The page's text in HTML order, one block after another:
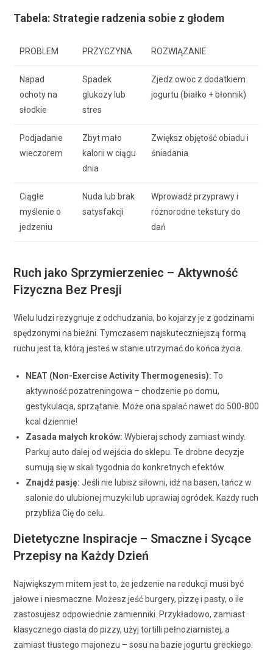
Tabela: Strategie radzenia sobie z głodem
PROBLEM PRZYCZYNA ROZWIĄZANIE
Napad
ochoty na
słodkie
Spadek
glukozy lub
stres
Zjedz owoc z dodatkiem
jogurtu (białko + błonnik)
Podjadanie
wieczorem
Zbyt mało
kalorii w ciągu
dnia
Zwiększ objętość obiadu i
śniadania
Ciągłe
myślenie o
jedzeniu
Nuda lub brak
satysfakcji
Wprowadź przyprawy i
różnorodne tekstury do
dań
Ruch jako Sprzymierzeniec – Aktywność
Fizyczna Bez Presji
Wielu ludzi rezygnuje z odchudzania, bo kojarzy je z godzinami
spędzonymi na bieżni. Tymczasem najskuteczniejszą formą
ruchu jest ta, którą jesteś w stanie utrzymać do końca życia.
NEAT (Non-Exercise Activity Thermogenesis): To
aktywność pozatreningowa – chodzenie po domu,
gestykulacja, sprzątanie. Może ona spalać nawet do 500-800
kcal dziennie!
Zasada małych kroków: Wybieraj schody zamiast windy.
Parkuj auto dalej od wejścia do sklepu. Te drobne decyzje
sumują się w skali tygodnia do konkretnych efektów.
Znajdź pasję: Jeśli nie lubisz siłowni, idź na basen, tańcz w
salonie do ulubionej muzyki lub uprawiaj ogródek. Każdy ruch
przybliża Cię do celu.
Dietetyczne Inspiracje – Smaczne i Sycące
Przepisy na Każdy Dzień
Największym mitem jest to, że jedzenie na redukcji musi być
jałowe i niesmaczne. Możesz jeść burgery, pizzę i pasty, o ile
zastosujesz odpowiednie zamienniki. Przykładowo, zamiast
klasycznego ciasta do pizzy, użyj tortilli pełnoziarnistej, a
zamiast tłustego majonezu – sosu na bazie jogurtu greckiego.